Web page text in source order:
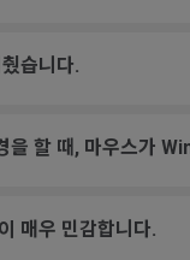
습니다.
을 할 때, 마우스가
매우 민감합니다.